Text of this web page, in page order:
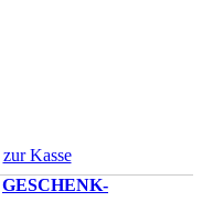
zur Kasse
GESCHENK-